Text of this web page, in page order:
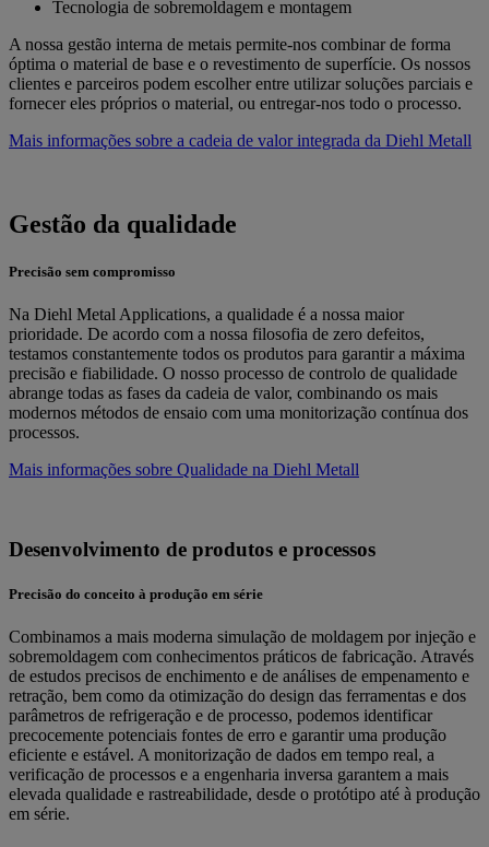
Tecnologia de sobremoldagem e montagem
A nossa gestão interna de metais permite-nos combinar de forma
óptima o material de base e o revestimento de superfície. Os nossos
clientes e parceiros podem escolher entre utilizar soluções parciais e
fornecer eles próprios o material, ou entregar-nos todo o processo.
Mais informações sobre a cadeia de valor integrada da Diehl Metall
Gestão da qualidade
Precisão sem compromisso
Na Diehl Metal Applications, a qualidade é a nossa maior
prioridade. De acordo com a nossa filosofia de zero defeitos,
testamos constantemente todos os produtos para garantir a máxima
precisão e fiabilidade. O nosso processo de controlo de qualidade
abrange todas as fases da cadeia de valor, combinando os mais
modernos métodos de ensaio com uma monitorização contínua dos
processos.
Mais informações sobre Qualidade na Diehl Metall
Desenvolvimento de produtos e processos
Precisão do conceito à produção em série
Combinamos a mais moderna simulação de moldagem por injeção e
sobremoldagem com conhecimentos práticos de fabricação. Através
de estudos precisos de enchimento e de análises de empenamento e
retração, bem como da otimização do design das ferramentas e dos
parâmetros de refrigeração e de processo, podemos identificar
precocemente potenciais fontes de erro e garantir uma produção
eficiente e estável. A monitorização de dados em tempo real, a
verificação de processos e a engenharia inversa garantem a mais
elevada qualidade e rastreabilidade, desde o protótipo até à produção
em série.